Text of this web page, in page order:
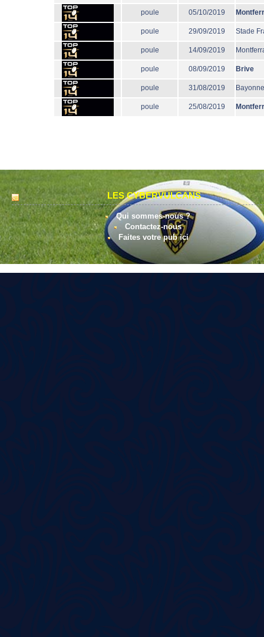
poule 05/10/2019
poule 29/09/2019 Stade
poule 14/09/2019
poule 08/09/2019 Brive
poule 31/08/2019 Bayonne
poule 25/08/2019
LES CYBERVULCANS
Qui sommes-nous ?
Contactez-nous
Faites votre pub ici